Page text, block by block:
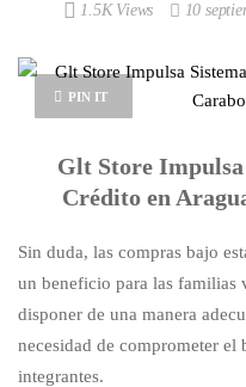
1.5K Views 10
PIN IT
Glt Store Impulsa
Crédito en
Sin duda, las compras bajo
un beneficio para las familias
disponer de una manera
necesidad de comprometer el
integrantes.